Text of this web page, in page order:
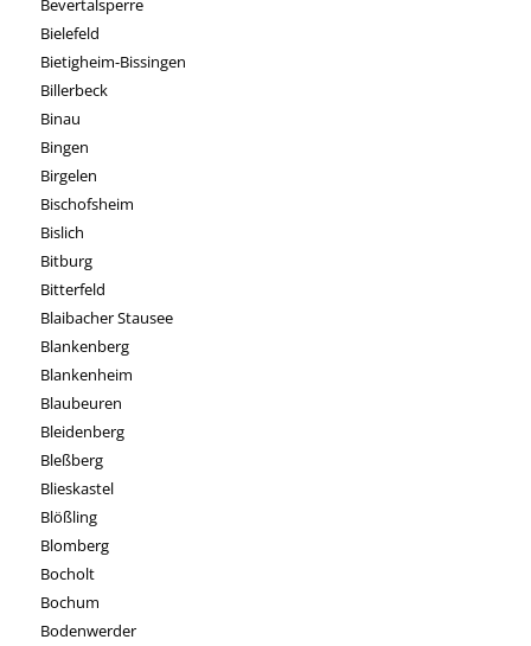
Bevertalsperre
Bielefeld
Bietigheim-Bissingen
Billerbeck
Binau
Bingen
Birgelen
Bischofsheim
Bislich
Bitburg
Bitterfeld
Blaibacher Stausee
Blankenberg
Blankenheim
Blaubeuren
Bleidenberg
Bleßberg
Blieskastel
Blößling
Blomberg
Bocholt
Bochum
Bodenwerder